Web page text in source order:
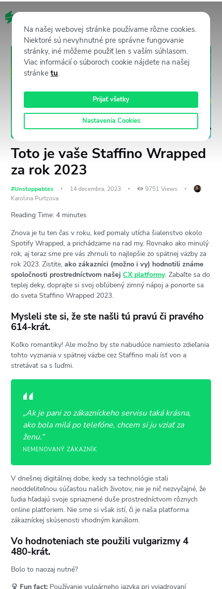
Toto je vaše Staffino Wrapped
za rok 2023
#Unstoppables 14 decembra, 2023 9751 Views
Karolina Purtzova
Reading Time:4 minutes
Znova je tu ten čas v roku, keď pomaly utícha šialenstvo okolo
Spotify Wrapped, a prichádzame na rad my. Rovnako ako minulý
rok, aj teraz sme pre vás zhrnuli to najlepšie zo spätnej väzby za
rok 2023. Zistite,ako zákazníci (možno i vy) hodnotili známe
spoločnosti prostredníctvom našejCX platformy. Zabaľte sa do
teplej deky, doprajte si svoj obľúbený zimný nápoj a ponorte sa
do sveta Staffino Wrapped 2023.
Mysleli ste si, že ste našli tú pravú či pravého
614-krát.
Koľko romantiky! Ale možno by ste nabudúce namiesto zdieľania
tohto vyznania v spätnej väzbe cez Staffino mali ísť von a
stretávať sa s ľuďmi.
„Ak je pani zo zákazníckeho servisu taká krásna,
ako bola milá po telefóne, chcem si ju vziať za
ženu.“
NEMENOVANÝ ZÁKAZNÍK
V dnešnej digitálnej dobe, kedy sa technológie stali
neoddeliteľnou súčasťou našich životov, nie je nič nezvyčajné, že
ľudia hľadajú svoje spriaznené duše prostredníctvom rôznych
online platforiem. Nie sme si však istí, či je naša platforma
zákazníckej skúsenosti vhodným kanálom.
Vo hodnoteniach ste použili vulgarizmy 4
480-krát.
Bolo to naozaj nutné?
Fun fact: Používanie vulgárneho jazyka pri vyjadrovaní
Na našej webovej stránke používame rôzne cookies.
Niektoré sú nevyhnutné pre správne fungovanie
stránky, iné môžeme použiť len s vaším súhlasom.
Viac informácií o súboroch cookie nájdete na našej
stránke tu.
Prijať všetky
Nastavenia Cookies